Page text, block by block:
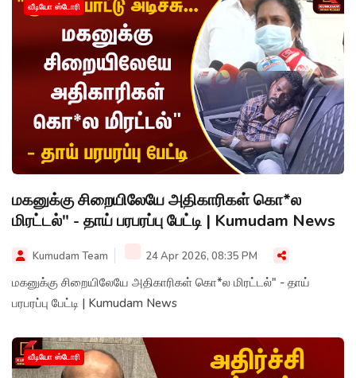
வீடியோ ஸ்டோரி
மகனுக்கு சிறையிலேயே அதிகாரிகள் கொ*ல
மிரட்டல்" - தாய் பரபரப்பு பேட்டி | Kumudam News
Kumudam Team 24 Apr 2026, 08:35 PM
மகனுக்கு சிறையிலேயே அதிகாரிகள் கொ*ல மிரட்டல்" - தாய்
பரபரப்பு பேட்டி | Kumudam News
வீடியோ ஸ்டோரி